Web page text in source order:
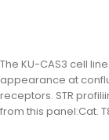
The KU-CAS3 cell
appearance at
receptors. STR
from this panel:Cat.